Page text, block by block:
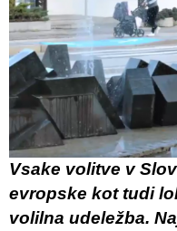
Vsake volitve v
evropske kot tudi
volilna udeležba.